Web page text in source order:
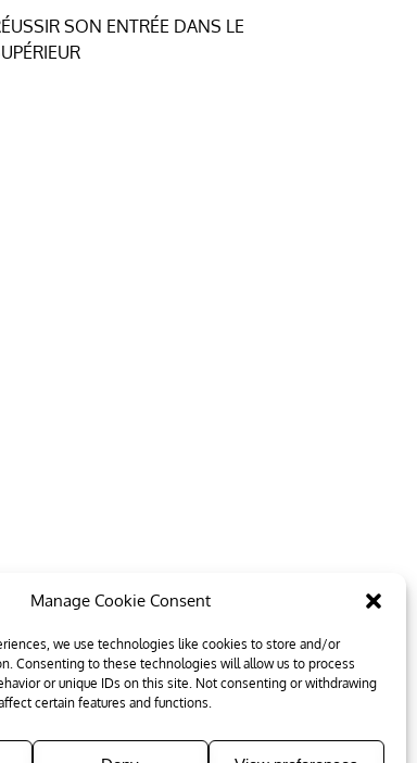
Manage Cookie Consent
we use technologies like cookies to store and/or
Consenting to these technologies will allow us to process
or unique IDs on this site. Not consenting or withdrawing
certain features and functions.
SON ENTRÉE DANS LE